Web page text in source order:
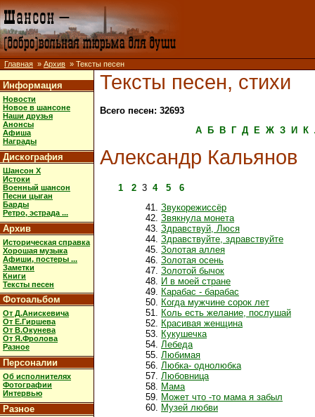
Главная » Архив » Тексты песен
Информация
Новости
Новое в шансоне
Наши друзья
Анонсы
Афиша
Награды
Дискография
Шансон X
Истоки
Военный шансон
Песни цыган
Барды
Ретро, эстрада ...
Архив
Историческая справка
Хорошая музыка
Афиши, постеры ...
Заметки
Книги
Тексты песен
Фотоальбом
От Д.Анискевича
От Е.Гиршева
От В.Окунева
От Я.Фролова
Разное
Персоналии
Об исполнителях
Фотографии
Интервью
Разное
Тексты песен, стихи
Всего песен: 32693
А
Б В Г Д Е Ж З И К
Александр Кальянов
1 2 3 4 5
6
Звукорежиссёр
Звякнула монета
Здравствуй, Люся
Здравствуйте, здравствуйте
Золотая аллея
Золотая осень
Золотой бычок
И в моей стране
Карабас - барабас
Когда мужчине сорок лет
Коль есть желание, послушай
Красивая женщина
Кукушечка
Лебеда
Любимая
Любка- однолюбка
Любовница
Мама
Может что -то мама я забыл
Музей любви